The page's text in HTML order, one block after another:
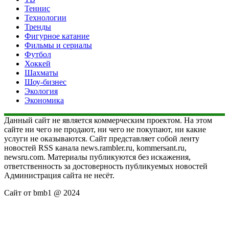
Теннис
Технологии
Тренды
Фигурное катание
Фильмы и сериалы
Футбол
Хоккей
Шахматы
Шоу-бизнес
Экология
Экономика
Данный сайт не является коммерческим проектом. На этом
сайте ни чего не продают, ни чего не покупают, ни какие
услуги не оказываются. Сайт представляет собой ленту
новостей RSS канала news.rambler.ru, kommersant.ru,
newsru.com. Материалы публикуются без искажения,
ответственность за достоверность публикуемых новостей
Администрация сайта не несёт.
Сайт от bmb1 @ 2024